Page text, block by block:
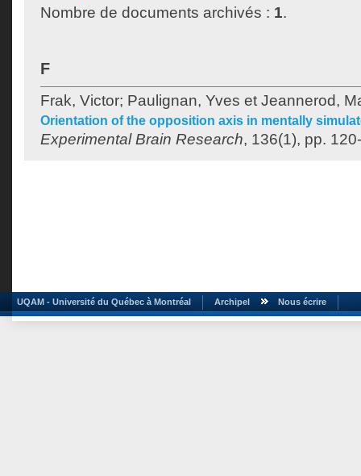
Nombre de documents archivés : 1.
F
Frak, Victor; Paulignan, Yves et Jeannerod,
Orientation of the opposition axis in mentally
Experimental Brain Research, 136(1), pp.
UQAM - Université du Québec à Montréal Archipel Nous écrire